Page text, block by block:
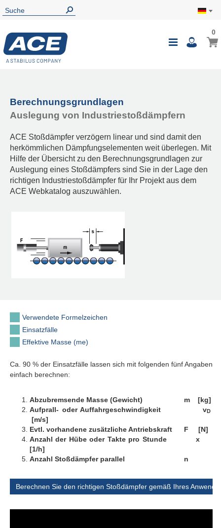
0
Berechnungsgrundlagen
Auslegung von Industriestoßdämpfern
ACE Stoßdämpfer verzögern linear und sind damit den
herkömmlichen Dämpfungselementen weit überlegen. Mit
Hilfe der Übersicht zu den Berechnungsgrundlagen zur
Auslegung eines Stoßdämpfers sind Sie in der Lage den
richtigen Industriestoßdämpfer für Ihr Projekt aus dem
ACE Webkatalog auszuwählen.
Verwendete Formelzeichen
Einsatzfälle
Effektive Masse (me)
Ca. 90 % der Einsatzfälle lassen sich mit folgenden fünf Angaben
einfach berechnen:
Abzubremsende Masse (Gewicht) m [kg]
Aufprall- oder Auffahrgeschwindigkeit vD
[m/s]
Evtl. vorhandene zusätzliche Antriebskraft F [N]
Anzahl der Hübe oder Takte pro Stunde x
[1/h]
Anzahl Stoßdämpfer parallel n
Berechnen Sie den richtigen Stoßdämpfer gemäß Ihres